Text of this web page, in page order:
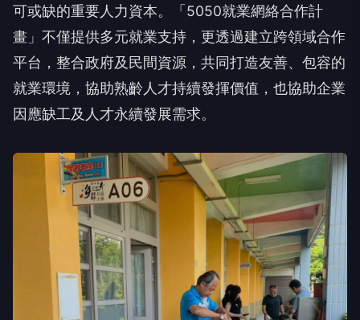
可或缺的重要人力資本。「5050就業網絡合作計
畫」不僅提供多元就業支持，更透過建立跨領域合作
平台，整合政府及民間資源，共同打造友善、包容的
就業環境，協助熟齡人才持續發揮價值，也協助企業
因應缺工及人才永續發展需求。